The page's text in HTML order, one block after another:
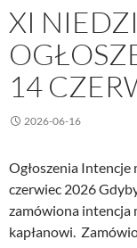
XI
14
2026-06-16
Ogłoszenia Intencje
czerwiec 2026
zamówiona intencja
kapłanowi.